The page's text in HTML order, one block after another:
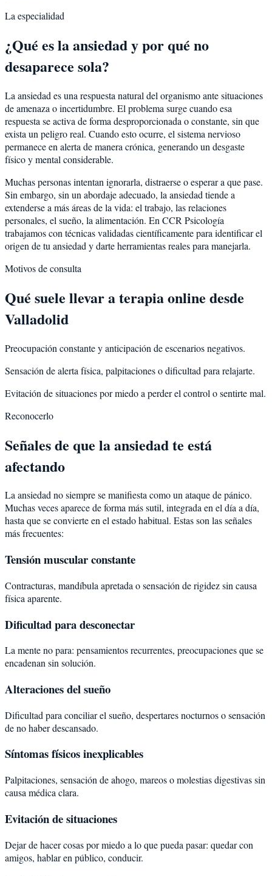
La especialidad
¿Qué es la ansiedad y por qué no
desaparece sola?
La ansiedad es una respuesta natural del organismo ante situaciones
de amenaza o incertidumbre. El problema surge cuando esa
respuesta se activa de forma desproporcionada o constante, sin que
exista un peligro real. Cuando esto ocurre, el sistema nervioso
permanece en alerta de manera crónica, generando un desgaste
físico y mental considerable.
Muchas personas intentan ignorarla, distraerse o esperar a que pase.
Sin embargo, sin un abordaje adecuado, la ansiedad tiende a
extenderse a más áreas de la vida: el trabajo, las relaciones
personales, el sueño, la alimentación. En CCR Psicología
trabajamos con técnicas validadas científicamente para identificar el
origen de tu ansiedad y darte herramientas reales para manejarla.
Motivos de consulta
Qué suele llevar a terapia online desde
Valladolid
Preocupación constante y anticipación de escenarios negativos.
Sensación de alerta física, palpitaciones o dificultad para relajarte.
Evitación de situaciones por miedo a perder el control o sentirte mal.
Reconocerlo
Señales de que la ansiedad te está
afectando
La ansiedad no siempre se manifiesta como un ataque de pánico.
Muchas veces aparece de forma más sutil, integrada en el día a día,
hasta que se convierte en el estado habitual. Estas son las señales
más frecuentes:
Tensión muscular constante
Contracturas, mandíbula apretada o sensación de rigidez sin causa
física aparente.
Dificultad para desconectar
La mente no para: pensamientos recurrentes, preocupaciones que se
encadenan sin solución.
Alteraciones del sueño
Dificultad para conciliar el sueño, despertares nocturnos o sensación
de no haber descansado.
Síntomas físicos inexplicables
Palpitaciones, sensación de ahogo, mareos o molestias digestivas sin
causa médica clara.
Evitación de situaciones
Dejar de hacer cosas por miedo a lo que pueda pasar: quedar con
amigos, hablar en público, conducir.